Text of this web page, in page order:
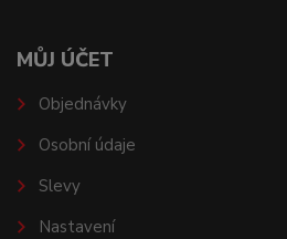
MŮJ ÚČET
Objednávky
Osobní údaje
Slevy
Nastavení